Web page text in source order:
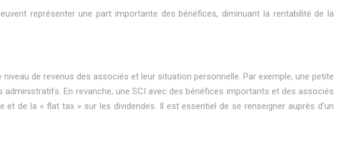
représenter une part importante des bénéfices, diminuant la rentabilité de la
de revenus des associés et leur situation personnelle. Par exemple, une petite
En revanche, une SCI avec des bénéfices importants et des associés
de la « flat tax » sur les dividendes. Il est essentiel de se renseigner auprès d’un